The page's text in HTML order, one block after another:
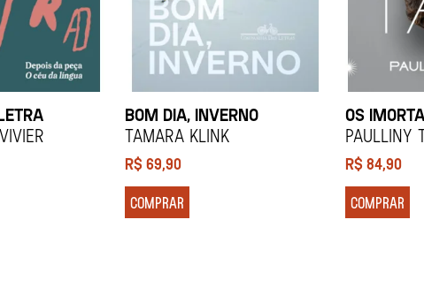
BOM DIA, INVERNO
Tamara Klink
R$69,90
COMPRAR
OS
Paulliny
R$84,90
COMPRAR